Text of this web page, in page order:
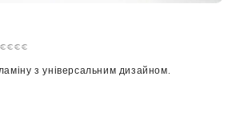
€€€€
з універсальним дизайном.